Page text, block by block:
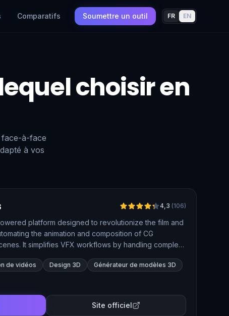
Comparatifs Soumettre un outil FR EN
choisir en
à-face
à vos
4,3 (106)
platform designed to revolutionize the film and
the animation and composition of CG
It simplifies VFX workflows by handling complex
of all levels.
de vidéos Design 3D
Générateur de modèles 3D
Site officiel